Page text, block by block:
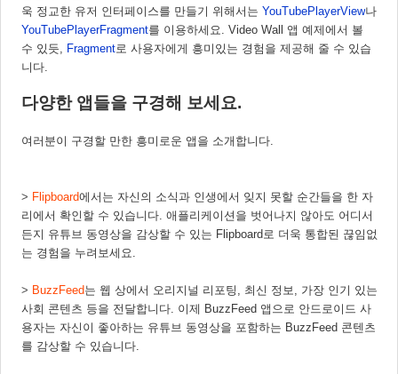
욱 정교한 유저 인터페이스를 만들기 위해서는 YouTubePlayerView
YouTubePlayerFragment를 이용하세요. Video Wall 앱 예제에서 볼
수 있듯, Fragment로 사용자에게 흥미있는 경험을 제공해 줄 수 있습
니다.
다양한 앱들을 구경해 보세요.
여러분이 구경할 만한 흥미로운 앱을 소개합니다.
> Flipboard에서는 자신의 소식과 인생에서 잊지 못할 순간들을 한 자
리에서 확인할 수 있습니다. 애플리케이션을 벗어나지 않아도 어디서
든지 유튜브 동영상을 감상할 수 있는 Flipboard로 더욱 통합된 끊임없
는 경험을 누려보세요.
> BuzzFeed는 웹 상에서 오리지널 리포팅, 최신 정보, 가장 인기 있는
사회 콘텐츠 등을 전달합니다. 이제 BuzzFeed 앱으로 안드로이드 사
용자는 자신이 좋아하는 유튜브 동영상을 포함하는 BuzzFeed 콘텐츠
를 감상할 수 있습니다.